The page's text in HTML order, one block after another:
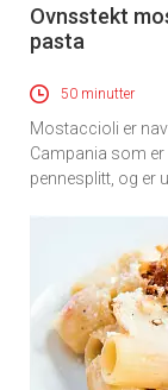
Ovnsstekt
pasta
50 minutter
Mostaccioli er
Campania som er
pennesplitt, og er